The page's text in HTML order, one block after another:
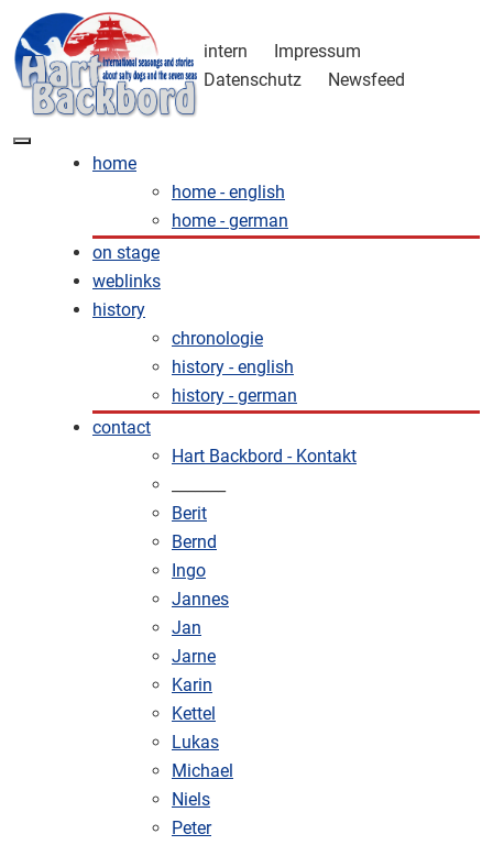
intern
Impressum
Datenschutz
Newsfeed
home
home - english
home - german
on stage
weblinks
history
chronologie
history - english
history - german
contact
Hart Backbord - Kontakt
Berit
Bernd
Ingo
Jannes
Jan
Jarne
Karin
Kettel
Lukas
Michael
Niels
Peter